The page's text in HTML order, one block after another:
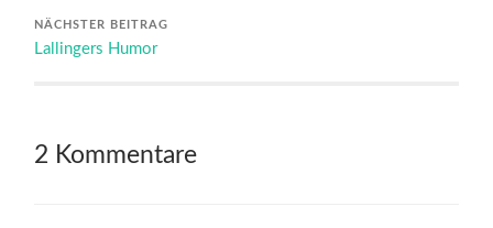
NÄCHSTER BEITRAG
Lallingers Humor
2 Kommentare